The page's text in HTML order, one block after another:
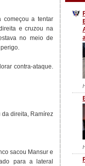
começou a tentar
e cruzou na
no meio de
contra-ataque.
direita, Ramírez
sacou Mansur e
para a lateral